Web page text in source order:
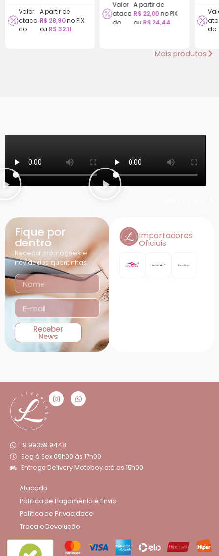
Valor
ataca
do
A partir de
R$ 28,90no PIX
ou R$ 32,11
Valor
ataca
do
A partir de
R$ 22,00no PIX
ou R$ 24,44
do
Mais produtos
Fique por
dentro
Receba promoções e
novidades quentinhas.
Receber
News
Importadores
Oficiais
19 99359 9448
Seg à Sex 09h00 às 17h00
Entrega Delivery Motoboy até as 15h00
Atacado
Política de Pagamento e Envio
Política de Privacidade
Troca e Devolução